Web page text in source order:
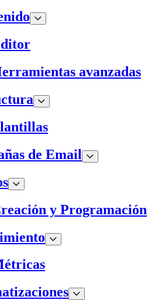
avanzadas
de Email
y Programación